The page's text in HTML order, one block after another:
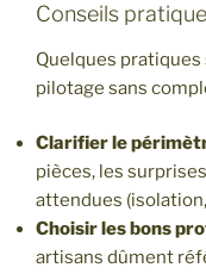
Conseils
Quelques
pilotage sans
Clarifier le
pièces, les
attendues
Choisir les bons
artisans dûment